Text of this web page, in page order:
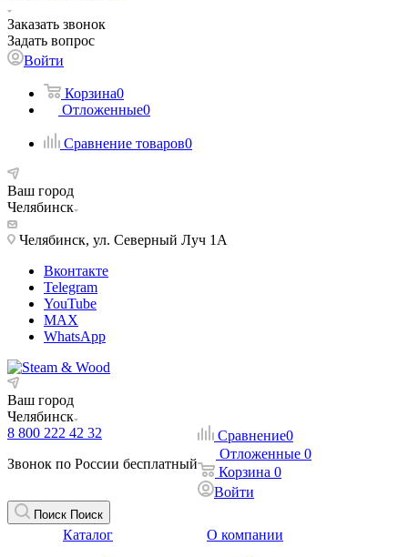
Заказать звонок
Задать вопрос
Войти
Корзина0
Отложенные0
Сравнение товаров0
Ваш город
Челябинск
Челябинск, ул. Северный Луч 1А
Вконтакте
Telegram
YouTube
MAX
WhatsApp
Ваш город
Челябинск
8 800 222 42 32
Звонок по России бесплатный
Сравнение0
Отложенные 0
Корзина 0
Войти
Поиск Поиск
Каталог
О компании